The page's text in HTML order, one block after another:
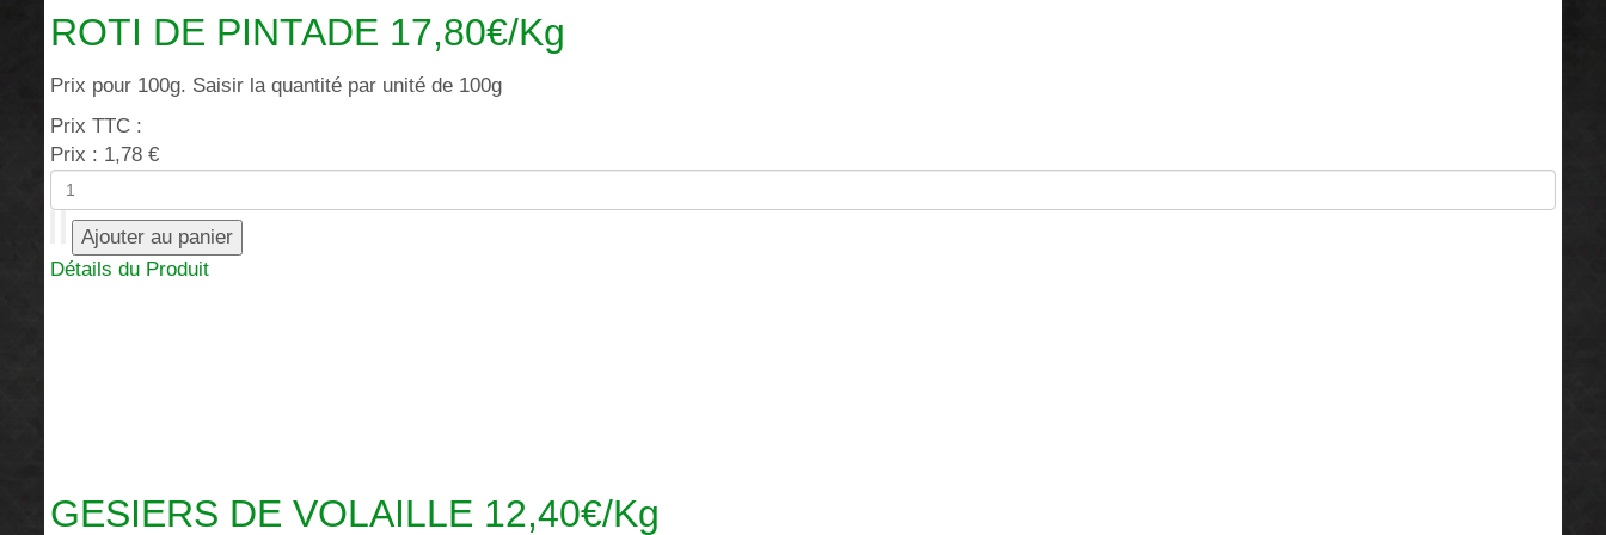
ROTI DE PINTADE 17,80€/Kg
Prix pour 100g. Saisir la quantité par unité de 100g
Prix TTC :
Prix : 1,78 €
Détails du Produit
GESIERS DE VOLAILLE 12,40€/Kg